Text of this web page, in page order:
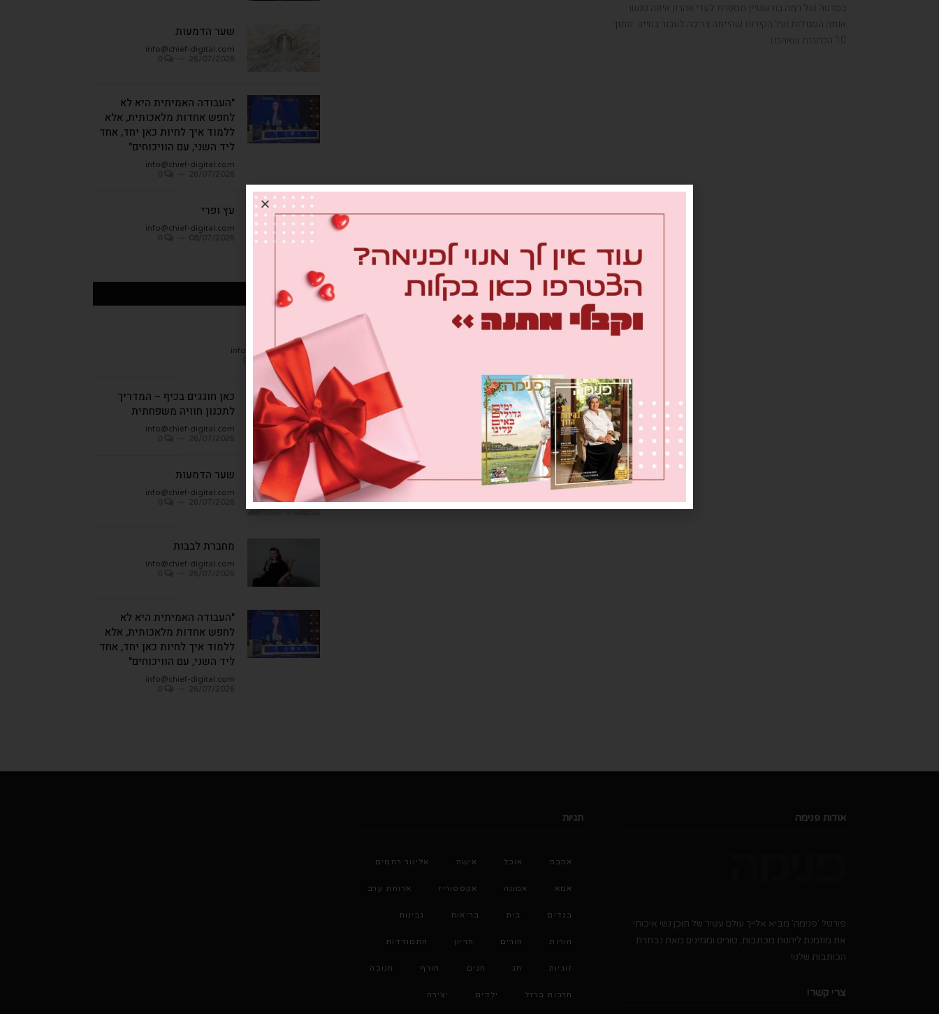
בסרטה של רמה בורשטיין מספרת לעדי אהרון איפה פגשו
אותה הסגולות ועל הקירות שהייתה צריכה לעבור בחייה. מתוך
10 הכתבות שאהבנו
שער הדמעות
info@chief-digital.com
"העבודה האמיתית היא לא
לחפש אחדות מלאכותית, אלא
ללמוד איך לחיות כאן יחד, אחד
ליד השני, עם הוויכוחים"
info@chief-digital.com
עץ ופרי
info@chief-digital.com
כתבות אחרונות
מבחן הגמבה
info@chief-digital.com
26/07/2026
כאן חוגגים בכיף – המדריך
לתכנון חוויה משפחתית
info@chief-digital.com
שער הדמעות
info@chief-digital.com
מחברת לבבות
info@chief-digital.com
"העבודה האמיתית היא לא
לחפש אחדות מלאכותית, אלא
ללמוד איך לחיות כאן יחד, אחד
ליד השני, עם הוויכוחים"
info@chief-digital.com
אודות פנימה
פורטל 'פנימה' מביא אלייך עולם עשיר של תוכן נשי איכותי.
את מוזמנת ליהנות מכתבות, טורים ומגזינים מאת נבחרת
הכותבות שלנו!
צרי קשר!
תגיות
אהבה אוכל אישה אלינור רחמים
אמא אמונה אקססוריז ארוחת ערב
בגדים בית בריאות גבינות
הורות הורים הריון התמודדות
זוגיות חג חגים חורף חנוכה
חרבות ברזל ילדים יצירה